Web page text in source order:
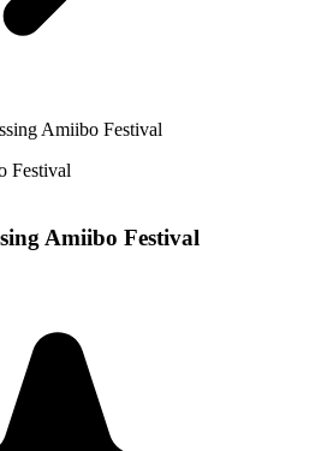
Amiibo Festival
Amiibo Festival